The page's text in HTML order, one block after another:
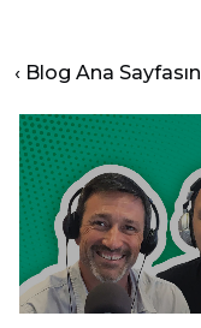
‹ Blog Ana